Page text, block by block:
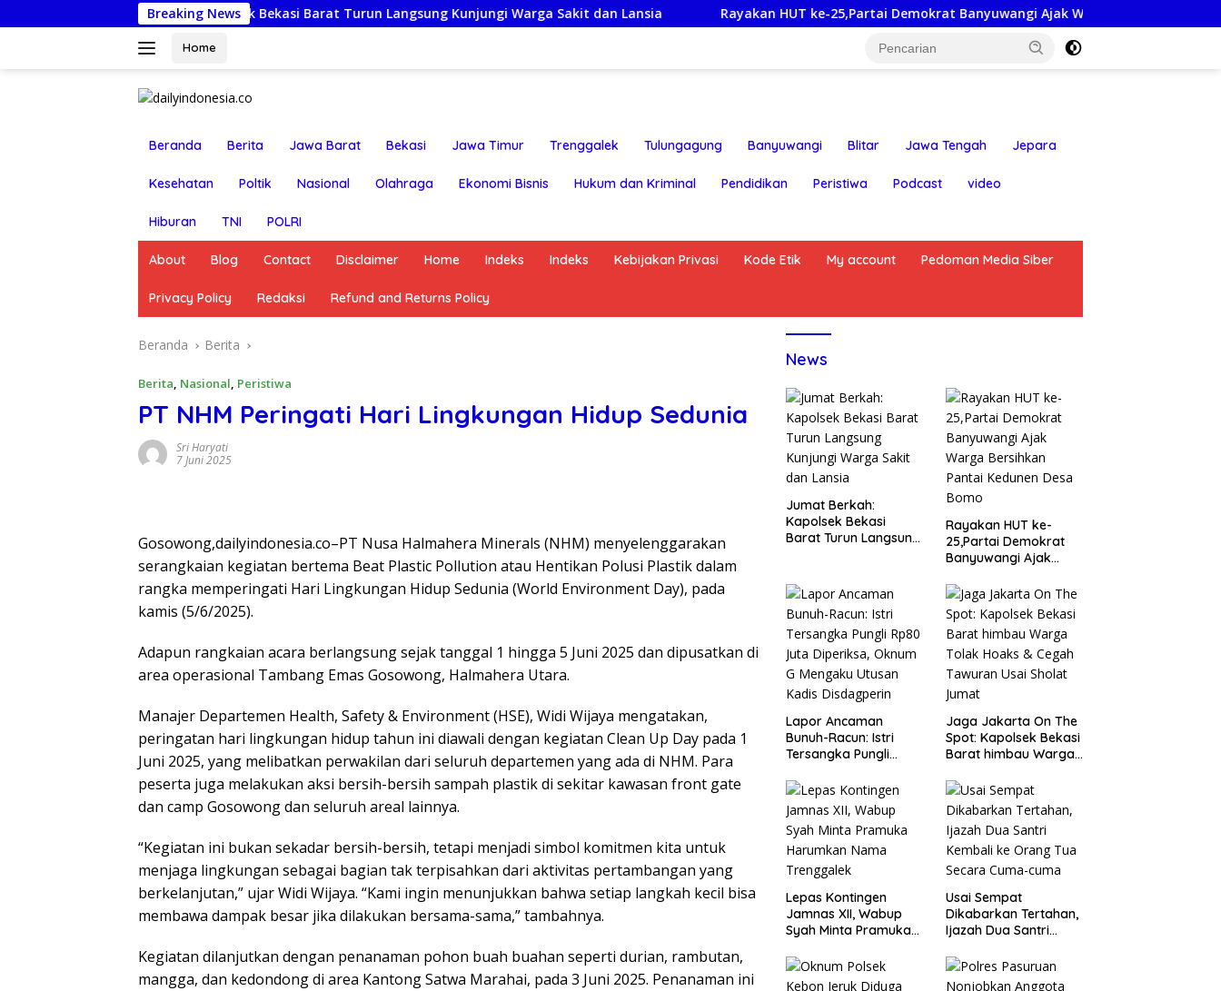
ke
Breaking News
Jumat Berkah: Kapolsek Bekasi Barat Turun Langsung Kunjungi Warga Sakit dan Lansia Rayakan HUT ke-25,Partai Demokrat Banyuwangi Ajak Warga Bersihkan Pantai Kedunen
Home
Beranda Berita Jawa Barat Bekasi Jawa Timur Trenggalek Tulungagung Banyuwangi Blitar Jawa Tengah Jepara
Kesehatan Poltik Nasional Olahraga Ekonomi Bisnis Hukum dan Kriminal Pendidikan Peristiwa Podcast video
Hiburan TNI POLRI
About Blog Contact Disclaimer Home Indeks Indeks Kebijakan Privasi Kode Etik My account Pedoman Media Siber
Privacy Policy Redaksi Refund and Returns Policy
Beranda Berita
Berita, Nasional, Peristiwa
PT NHM Peringati Hari Lingkungan Hidup Sedunia
Sri Haryati
7 Juni 2025
Gosowong,dailyindonesia.co–PT Nusa Halmahera Minerals (NHM) menyelenggarakan
serangkaian kegiatan bertema Beat Plastic Pollution atau Hentikan Polusi Plastik dalam
rangka memperingati Hari Lingkungan Hidup Sedunia (World Environment Day), pada
kamis (5/6/2025).
Adapun rangkaian acara berlangsung sejak tanggal 1 hingga 5 Juni 2025 dan dipusatkan di
area operasional Tambang Emas Gosowong, Halmahera Utara.
Manajer Departemen Health, Safety & Environment (HSE), Widi Wijaya mengatakan,
peringatan hari lingkungan hidup tahun ini diawali dengan kegiatan Clean Up Day pada 1
Juni 2025, yang melibatkan perwakilan dari seluruh departemen yang ada di NHM. Para
peserta juga melakukan aksi bersih-bersih sampah plastik di sekitar kawasan front gate
dan camp Gosowong dan seluruh areal lainnya.
“Kegiatan ini bukan sekadar bersih-bersih, tetapi menjadi simbol komitmen kita untuk
menjaga lingkungan sebagai bagian tak terpisahkan dari aktivitas pertambangan yang
berkelanjutan,” ujar Widi Wijaya. “Kami ingin menunjukkan bahwa setiap langkah kecil bisa
membawa dampak besar jika dilakukan bersama-sama,” tambahnya.
Kegiatan dilanjutkan dengan penanaman pohon buah buahan seperti durian, rambutan,
mangga, dan kedondong di area Kantong Satwa Marahai, pada 3 Juni 2025. Penanaman ini
News
Jumat Berkah:
Kapolsek Bekasi
Barat Turun Langsung
Rayakan HUT ke-
25,Partai Demokrat
Banyuwangi Ajak
Pantai Kedunen Desa
Bomo
Lapor Ancaman
Bunuh-Racun: Istri
Tersangka Pungli
Oknum G Mengaku
Utusan Kadis
Disdagperin
Jaga Jakarta On The
Spot: Kapolsek Bekasi
Barat himbau Warga
Tawuran Usai Sholat
Jumat
Lepas Kontingen
Jamnas XII, Wabup
Syah Minta Pramuka
Trenggalek
Usai Sempat
Dikabarkan Tertahan,
Ijazah Dua Santri
Secara Cuma-cuma